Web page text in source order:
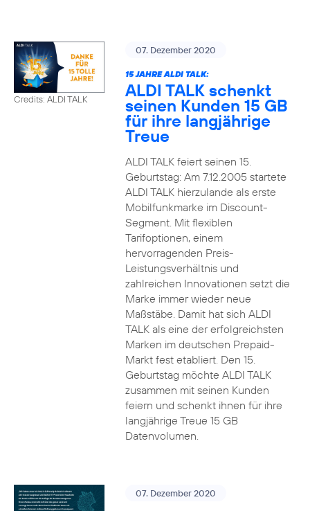
Credits: ALDI TALK
07. Dezember 2020
15 JAHRE ALDI TALK:
ALDI TALK schenkt
seinen Kunden 15 GB
für ihre langjährige
Treue
ALDI TALK feiert seinen 15.
Geburtstag: Am 7.12.2005 startete
ALDI TALK hierzulande als erste
Mobilfunkmarke im Discount-
Segment. Mit flexiblen
Tarifoptionen, einem
hervorragenden Preis-
Leistungsverhältnis und
zahlreichen Innovationen setzt die
Marke immer wieder neue
Maßstäbe. Damit hat sich ALDI
TALK als eine der erfolgreichsten
Marken im deutschen Prepaid-
Markt fest etabliert. Den 15.
Geburtstag möchte ALDI TALK
zusammen mit seinen Kunden
feiern und schenkt ihnen für ihre
langjährige Treue 15 GB
Datenvolumen.
07. Dezember 2020